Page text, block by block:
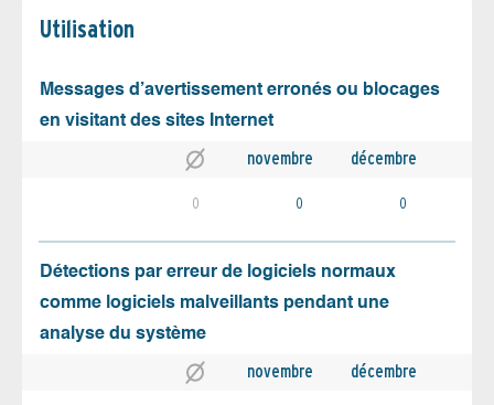
Utilisation
Messages d’avertissement erronés ou blocages
en visitant des sites Internet
novembre décembre
0 0 0
Détections par erreur de logiciels normaux
comme logiciels malveillants pendant une
analyse du système
novembre décembre